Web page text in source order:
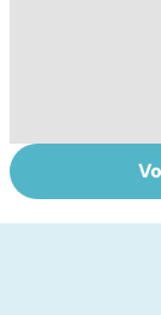
Grand
conseils